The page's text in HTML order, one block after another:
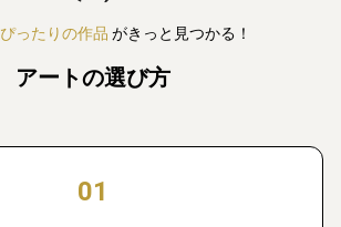
ぴったりの作品 がきっと見つかる！
アートの選び方
01